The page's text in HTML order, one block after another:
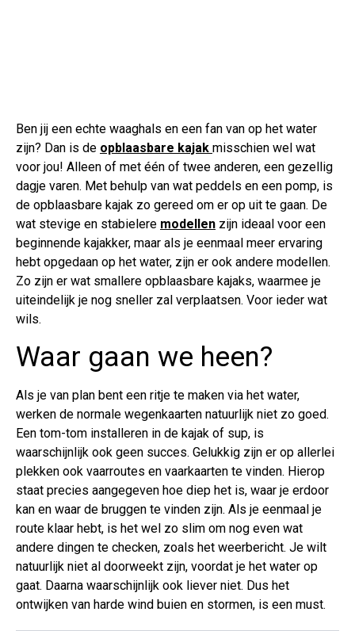
Ben jij een echte waaghals en een fan van op het water
zijn? Dan is de opblaasbare kajak misschien wel wat
voor jou! Alleen of met één of twee anderen, een gezellig
dagje varen. Met behulp van wat peddels en een pomp, is
de opblaasbare kajak zo gereed om er op uit te gaan. De
wat stevige en stabielere modellen zijn ideaal voor een
beginnende kajakker, maar als je eenmaal meer ervaring
hebt opgedaan op het water, zijn er ook andere modellen.
Zo zijn er wat smallere opblaasbare kajaks, waarmee je
uiteindelijk je nog sneller zal verplaatsen. Voor ieder wat
wils.
Waar gaan we heen?
Als je van plan bent een ritje te maken via het water,
werken de normale wegenkaarten natuurlijk niet zo goed.
Een tom-tom installeren in de kajak of sup, is
waarschijnlijk ook geen succes. Gelukkig zijn er op allerlei
plekken ook vaarroutes en vaarkaarten te vinden. Hierop
staat precies aangegeven hoe diep het is, waar je erdoor
kan en waar de bruggen te vinden zijn. Als je eenmaal je
route klaar hebt, is het wel zo slim om nog even wat
andere dingen te checken, zoals het weerbericht. Je wilt
natuurlijk niet al doorweekt zijn, voordat je het water op
gaat. Daarna waarschijnlijk ook liever niet. Dus het
ontwijken van harde wind buien en stormen, is een must.